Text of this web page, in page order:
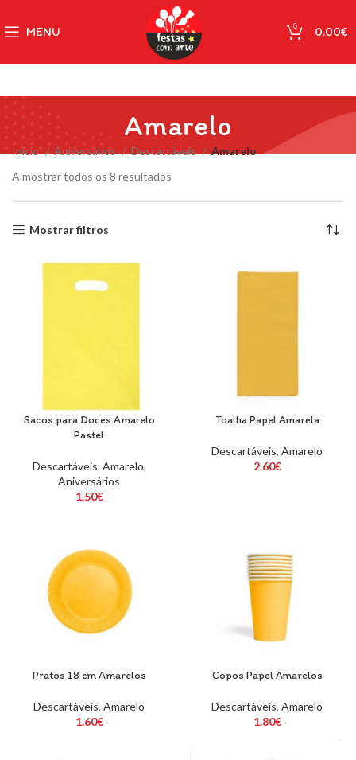
MENU 0 0.00€
Amarelo
Início Aniversários Descartáveis
Amarelo
A mostrar todos os 8 resultados
Mostrar filtros
Sacos para Doces Amarelo
Pastel
Descartáveis, Amarelo,
Aniversários
1.50€
Toalha Papel Amarela
Descartáveis, Amarelo
2.60€
Pratos 18 cm Amarelos
Descartáveis, Amarelo
1.60€
Copos Papel Amarelos
Descartáveis, Amarelo
1.80€